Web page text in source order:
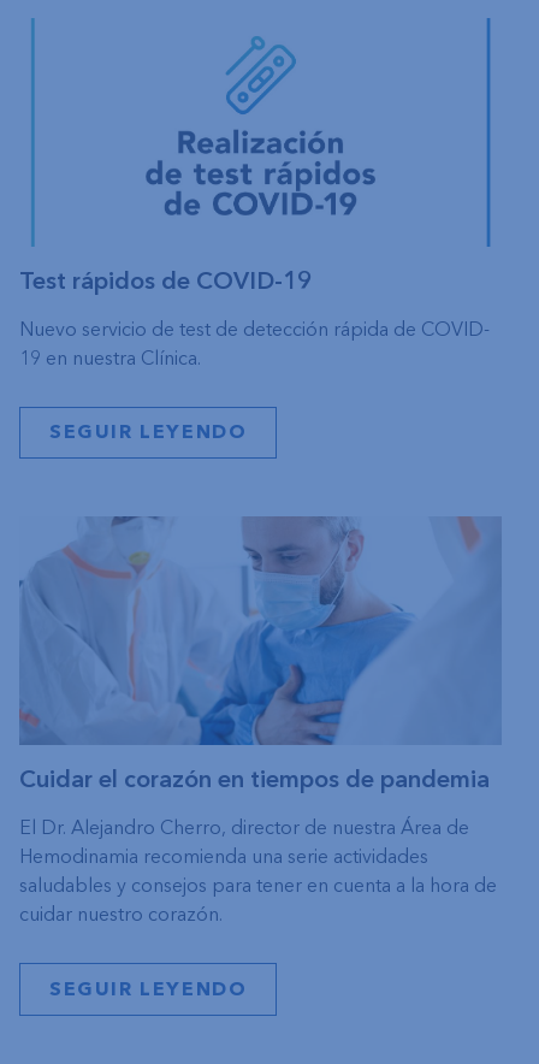
Test rápidos de COVID-19
Nuevo servicio de test de detección rápida de COVID-
19 en nuestra Clínica.
SEGUIR LEYENDO
Cuidar el corazón en tiempos de pandemia
El Dr. Alejandro Cherro, director de nuestra Área de
Hemodinamia recomienda una serie actividades
saludables y consejos para tener en cuenta a la hora de
cuidar nuestro corazón.
SEGUIR LEYENDO